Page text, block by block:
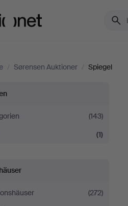
/ Sørensen Auktioner / Spiegel
(143)
(1)
(272)